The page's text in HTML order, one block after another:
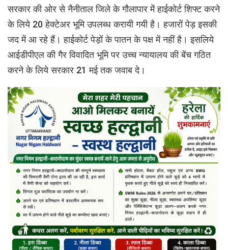
सरकार की ओर से नैनीताल जिले के गौलापार में हाईकोर्ट शिफ्ट करने
के लिये 20 हेक्टेअर भूमि उपलब्ध करायी गयी है। हजारों पेड़ इसकी
जद में आ रहे हैं। हाईकोर्ट पेड़ों के पातन के पक्ष में नहीं है। इसलिये
आईडीपीएल की गैर विवादित भूमि पर उच्च न्यायालय की बेंच गठित
करने के लिये सरकार 21 मई तक जवाब दे।